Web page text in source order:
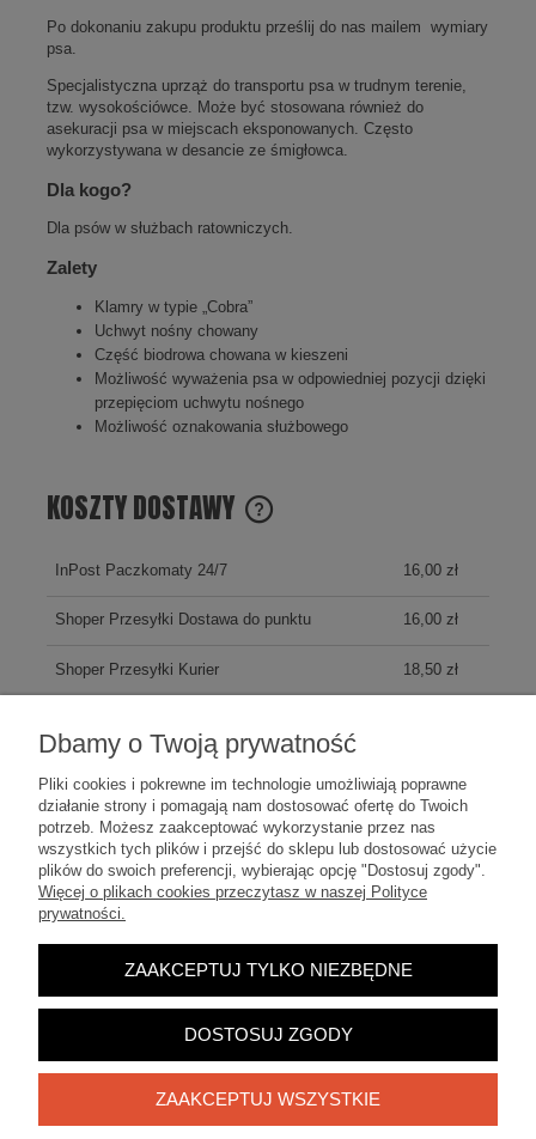
Po dokonaniu zakupu produktu prześlij do nas mailem wymiary
psa.
Specjalistyczna uprząż do transportu psa w trudnym terenie,
tzw. wysokościówce. Może być stosowana również do
asekuracji psa w miejscach eksponowanych. Często
wykorzystywana w desancie ze śmigłowca.
Dla kogo?
Dla psów w służbach ratowniczych.
Zalety
Klamry w typie „Cobra”
Uchwyt nośny chowany
Część biodrowa chowana w kieszeni
Możliwość wyważenia psa w odpowiedniej pozycji dzięki
przepięciom uchwytu nośnego
Możliwość oznakowania służbowego
KOSZTY DOSTAWY
CENA NIE ZAWIERA EWENTUALNYCH KOSZTÓW PŁATNOŚCI
InPost Paczkomaty 24/7 16,00 zł
Shoper Przesyłki Dostawa do punktu 16,00 zł
Shoper Przesyłki Kurier 18,50 zł
Zakupy
Pomoc
Moje konto
Informacje
Dbamy o Twoją prywatność
Pliki cookies i pokrewne im technologie umożliwiają poprawne
działanie strony i pomagają nam dostosować ofertę do Twoich
potrzeb. Możesz zaakceptować wykorzystanie przez nas
wszystkich tych plików i przejść do sklepu lub dostosować użycie
plików do swoich preferencji, wybierając opcję "Dostosuj zgody".
Więcej o plikach cookies przeczytasz w naszej Polityce
prywatności.
ZAAKCEPTUJ TYLKO NIEZBĘDNE
DOSTOSUJ ZGODY
ZAAKCEPTUJ WSZYSTKIE